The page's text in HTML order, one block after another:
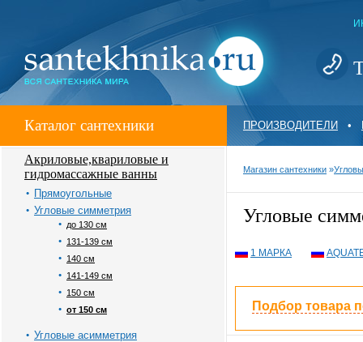
Каталог сантехники ПРОИЗВОДИТЕЛИ •
Акриловые,квариловые и
гидромассажные ванны
Прямоугольные
Угловые симметрия
до 130 см
131-139 см
140 см
141-149 см
150 см
от 150 см
Угловые асимметрия
Магазин сантехники »
Угловые
1 МАРКА
Подбор товара